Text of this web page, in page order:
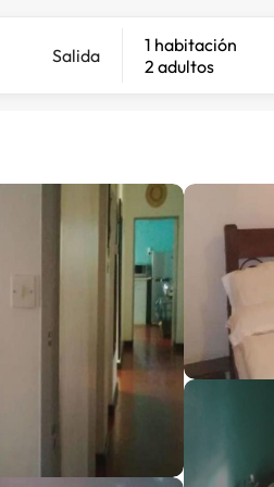
Salida
1 habitación
2 adultos